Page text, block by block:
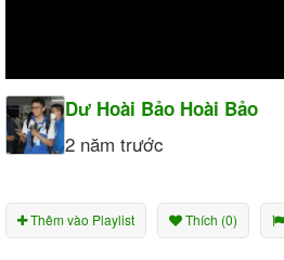
Dư Hoài Bảo Hoài Bảo
2 năm trước
Thêm vào Playlist Thích (0)